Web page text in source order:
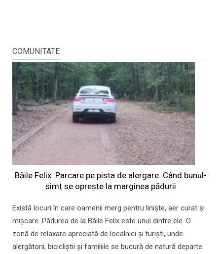
COMUNITATE
Băile Felix. Parcare pe pista de alergare. Când bunul-
simț se oprește la marginea pădurii
Există locuri în care oamenii merg pentru liniște, aer curat și
mișcare. Pădurea de la Băile Felix este unul dintre ele. O
zonă de relaxare apreciată de localnici și turiști, unde
alergătorii, bicicliștii și familiile se bucură de natură departe